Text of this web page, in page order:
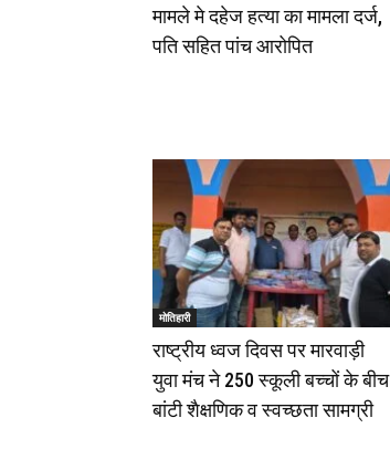
मामले मे दहेज हत्या का मामला दर्ज,
पति सहित पांच आरोपित
मोतिहारी
राष्ट्रीय ध्वज दिवस पर मारवाड़ी
युवा मंच ने 250 स्कूली बच्चों के बीच
बांटी शैक्षणिक व स्वच्छता सामग्री